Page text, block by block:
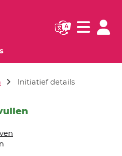
(huidige pagina)
Navigatie
Initiatief details